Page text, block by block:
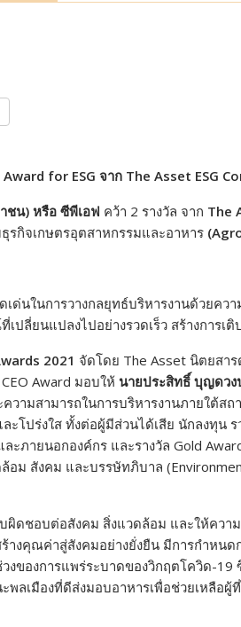
Award for ESG จาก The Asset ESG
น) หรือ ซีพีเอฟ คว้า 2 รางวัล จาก The
รกิจเกษตรอุตสาหกรรมและอาหาร
ด่นในการวางกลยุทธ์บริหารงานด้วยค
ลี่ยนแปลงไปอย่างรวดเร็ว สร้างการเ
2021 จัดโดย The Asset นิตยสา
Award มอบให้ นายประสิทธิ์ บุญดวง
วามสามารถในการบริหารงานภายใต้ส
ะโปร่งใส ทั้งต่อผู้มีส่วนได้เสีย นักลงทุน
ะภายนอกองค์กร และรางวัล Gold
ม สังคม และบรรษัทภิบาล
ผิดชอบต่อสังคม สิ่งแวดล้อม และให้คว
ร้างคุณค่าสู่สังคมอย่างยั่งยืน มีการกำหน
ของการแพร่ระบาดของวิกฤตโควิด-19
ลเมืองที่ดีส่งมอบอาหารเพื่อช่วยเหลือ